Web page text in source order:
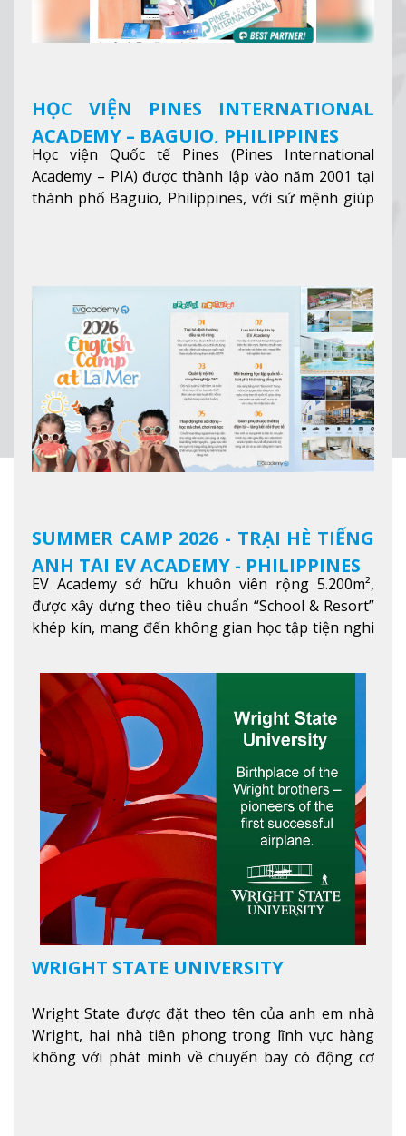
HỌC VIỆN PINES INTERNATIONAL
ACADEMY – BAGUIO, PHILIPPINES
Học viện Quốc tế Pines (Pines International
Academy – PIA) được thành lập vào năm 2001 tại
thành phố Baguio, Philippines, với sứ mệnh giúp
SUMMER CAMP 2026 - TRẠI HÈ TIẾNG
ANH TẠI EV ACADEMY - PHILIPPINES
EV Academy sở hữu khuôn viên rộng 5.200m²,
được xây dựng theo tiêu chuẩn “School & Resort”
khép kín, mang đến không gian học tập tiện nghi
ích hiện đạXem thêm
WRIGHT STATE UNIVERSITY
Wright State được đặt theo tên của anh em nhà
Wright, hai nhà tiên phong trong lĩnh vực hàng
không với phát minh về chuyến bay có động cơ